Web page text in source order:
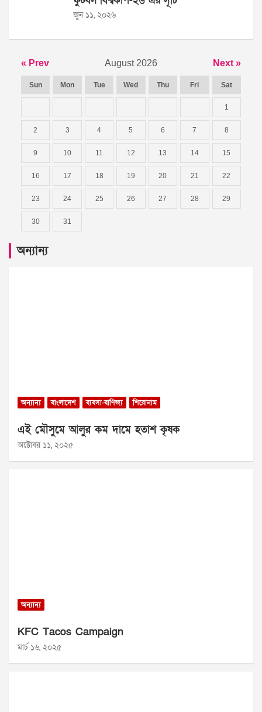
জুন ১১, ২০২৬
« Prev August 2026 Next »
Sun Mon Tue Wed Thu Fri Sat
1
2 3 4 5 6 7 8
9 10 11 12 13 14 15
16 17 18 19 20 21 22
23 24 25 26 27 28 29
30 31
অন্যান্য
অন্যান্য বাংলাদেশ ব্যবসা-বাণিজ্য শিরোনাম
এই মৌসুমে আলুর কম দামে হতাশ কৃষক
অক্টোবর ১১, ২০২৫
অন্যান্য
KFC Tacos Campaign
মার্চ ১৬, ২০২৫